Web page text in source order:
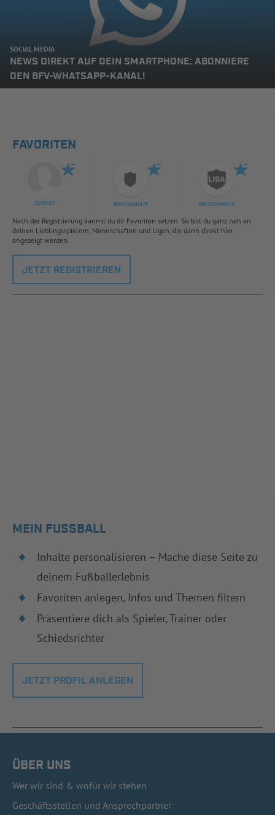
SOCIAL MEDIA
NEWS DIREKT AUF DEIN SMARTPHONE: ABONNIERE
DEN BFV-WHATSAPP-KANAL!
FAVORITEN
Spieler Mannschaft Wettbewerb
Nach der Registrierung kannst du dir Favoriten setzen. So bist du ganz nah an
deinen Lieblingsspielern, Mannschaften und Ligen, die dann direkt hier
angezeigt werden.
JETZT REGISTRIEREN
MEIN FUSSBALL
Inhalte personalisieren – Mache diese Seite zu
deinem Fußballerlebnis
Favoriten anlegen, Infos und Themen filtern
Präsentiere dich als Spieler, Trainer oder
Schiedsrichter
JETZT PROFIL ANLEGEN
ÜBER UNS
Wer wir sind & wofür wir stehen
Geschäftsstellen und Ansprechpartner